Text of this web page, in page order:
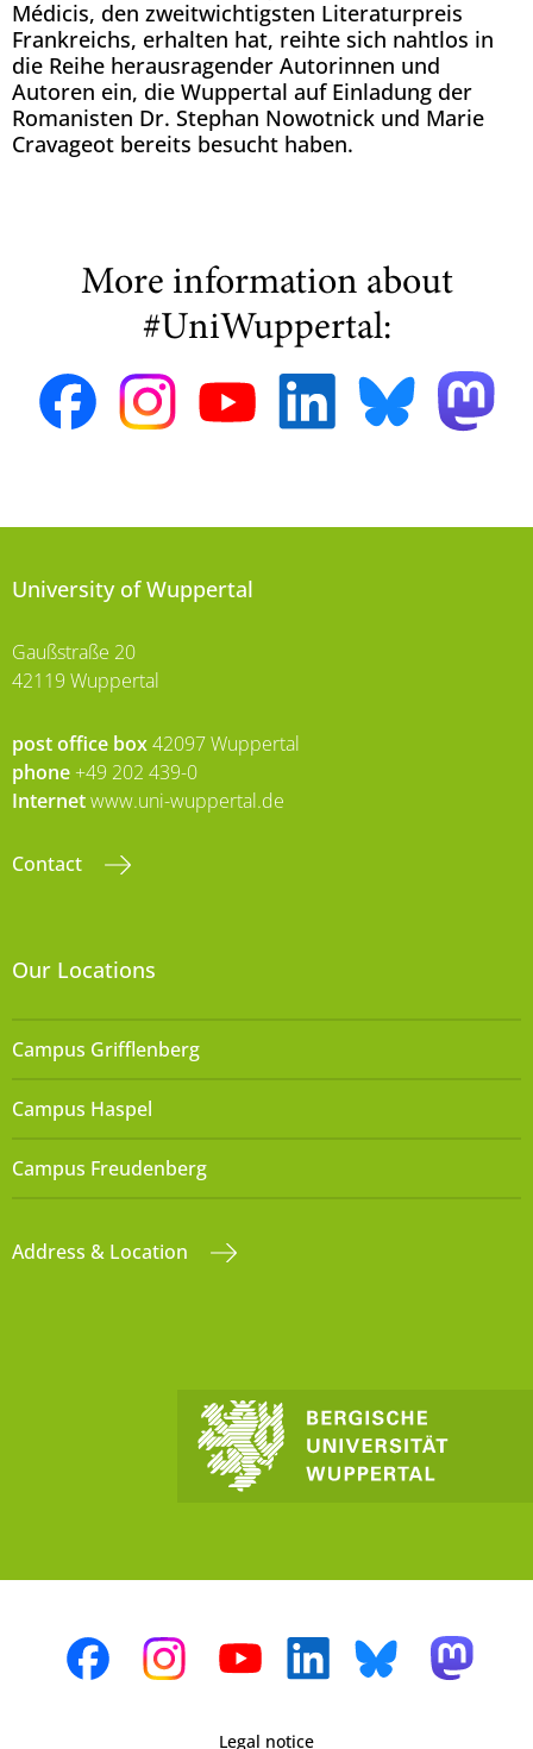
Médicis, den zweitwichtigsten Literaturpreis
Frankreichs, erhalten hat, reihte sich nahtlos in
die Reihe herausragender Autorinnen und
Autoren ein, die Wuppertal auf Einladung der
Romanisten Dr. Stephan Nowotnick und Marie
Cravageot bereits besucht haben.
More information about
#UniWuppertal:
University of Wuppertal
Gaußstraße 20
42119 Wuppertal
post office box42097 Wuppertal
phone +49 202 439-0
Internetwww.uni-wuppertal.de
Contact
Our Locations
Campus Grifflenberg
Campus Haspel
Campus Freudenberg
Address & Location
Legal notice